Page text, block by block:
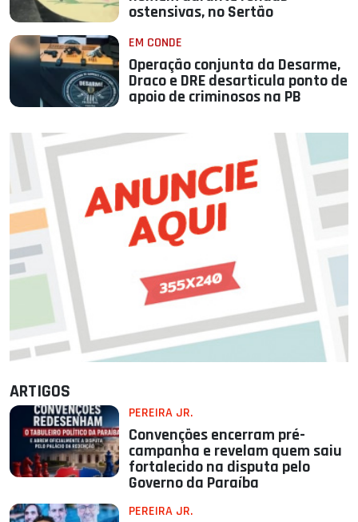
ostensivas, no Sertão
EM CONDE
Operação conjunta da Desarme,
Draco e DRE desarticula ponto de
apoio de criminosos na PB
ARTIGOS
PEREIRA JR.
Convenções encerram pré-
campanha e revelam quem saiu
fortalecido na disputa pelo
Governo da Paraíba
PEREIRA JR.